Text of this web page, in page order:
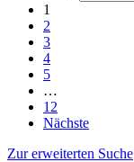
1
2
3
4
5
…
12
Nächste
Zur erweiterten Suche